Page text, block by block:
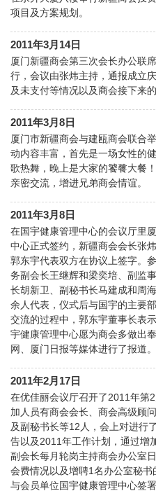
项目及方案规划。
2011年3月14日
厦门新疆商会第三次会长办公联
行，会议由张炜主持，通报成立
及未支付等情况以及商会接下来的
2011年3月8日
厦门市新疆商会与建瓯商会联合
动内容丰富，首先是一场女性的
歌热舞，晚上是大家的饕餮大餐
亲密交流，增进兄弟商会情谊。
2011年3月8日
在国宇健康管理中心的会议厅里
中心正式签约，新疆商会会长张
郭东宇代表双方在协议上签字。
务副会长王继辉和梁奕培、副监
长胡新卫、副秘书长马建成和周
余人代表，仪式后与国宇的主要
交流的过程中，郭东宇董事长表
宇健康管理中心愿为商会多做出
网、厦门日报等媒体进行了报道。
2011年2月17日
在优佳丽会议厅召开了2011年第
加人员有商会会长、商会高级顾
及副秘书长等12人，会上对进行
告以及2011年工作计划，通过增
副会长每月轮岗主持商会办公室
会费情况以及增聘1名办公室秘
与会员单位国宇健康管理中心签